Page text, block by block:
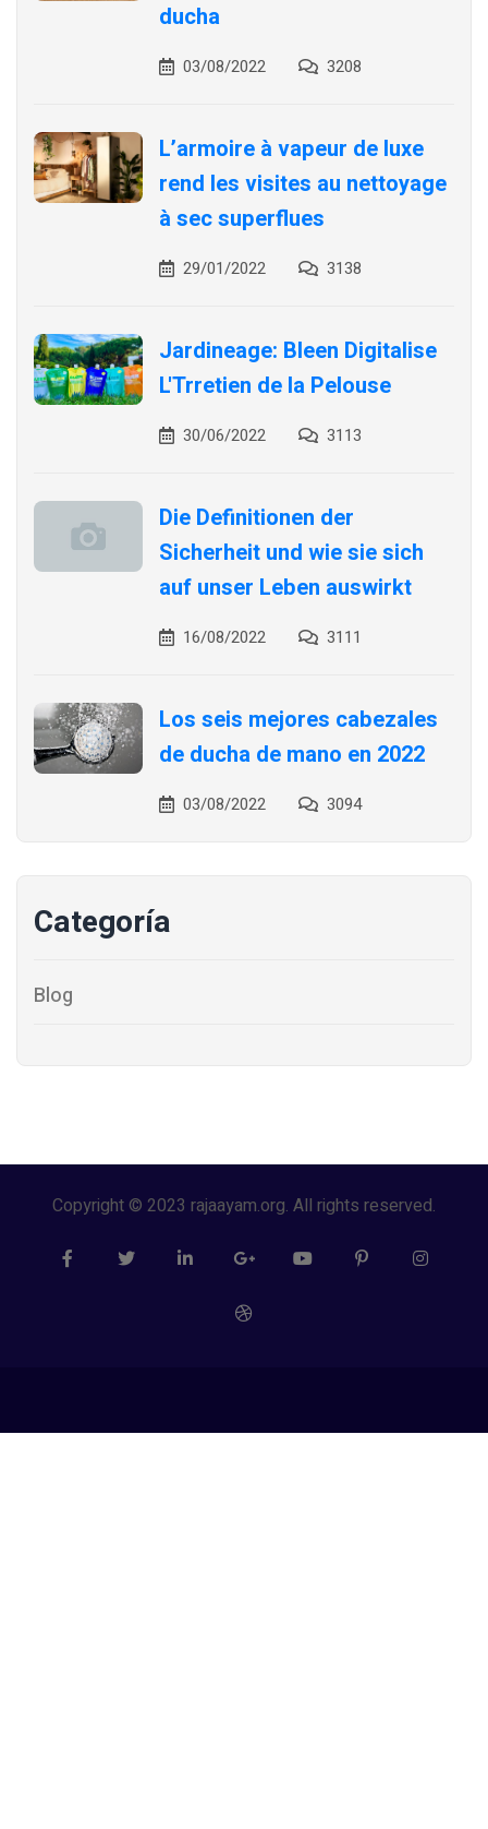
ducha
03/08/2022 3208
L’armoire à vapeur de luxe
rend les visites au nettoyage
à sec superflues
29/01/2022 3138
Jardineage: Bleen Digitalise
L'Trretien de la Pelouse
30/06/2022 3113
Die Definitionen der
Sicherheit und wie sie sich
auf unser Leben auswirkt
16/08/2022 3111
Los seis mejores cabezales
de ducha de mano en 2022
03/08/2022 3094
Categoría
Blog
Copyright © 2023 rajaayam.org. All rights reserved.